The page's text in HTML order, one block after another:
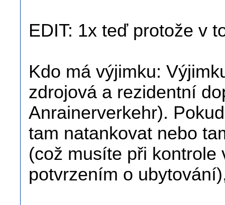
EDIT: 1x teď protože v
Kdo má výjimku:
zdrojová a rezidentní
Anrainerverkehr).
tam natankovat nebo
(což musíte při kontrole
potvrzením o